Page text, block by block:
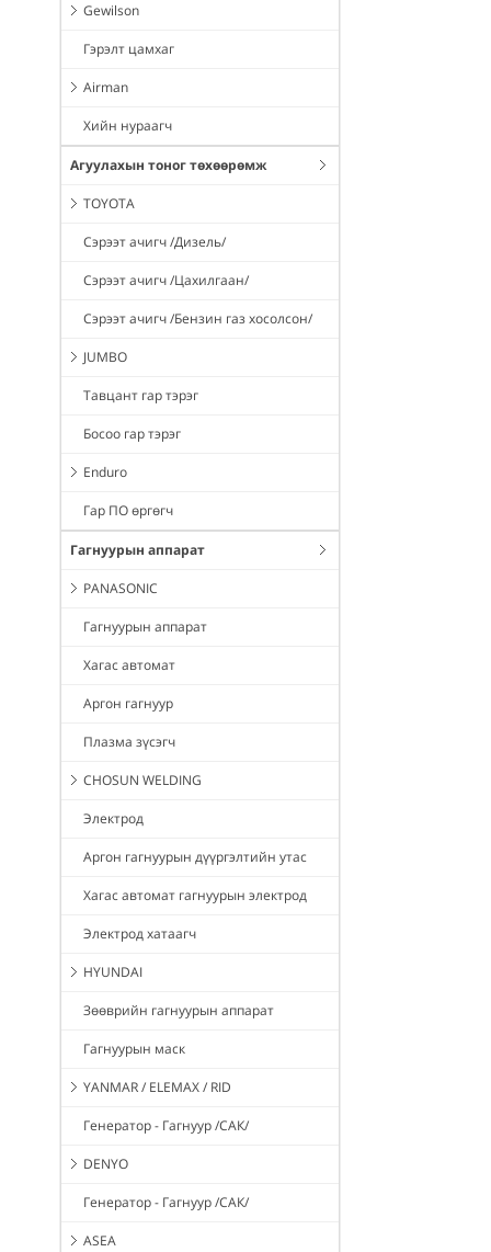
Gewilson
Гэрэлт цамхаг
Airman
Хийн нураагч
Агуулахын тоног төхөөрөмж
TOYOTA
Сэрээт ачигч /Дизель/
Сэрээт ачигч /Цахилгаан/
Сэрээт ачигч /Бензин газ хосолсон/
JUMBO
Тавцант гар тэрэг
Босоо гар тэрэг
Enduro
Гар ПО өргөгч
Гагнуурын аппарат
PANASONIC
Гагнуурын аппарат
Хагас автомат
Аргон гагнуур
Плазма зүсэгч
CHOSUN WELDING
Электрод
Аргон гагнуурын дүүргэлтийн утас
Хагас автомат гагнуурын электрод
Электрод хатаагч
HYUNDAI
Зөөврийн гагнуурын аппарат
Гагнуурын маск
YANMAR / ELEMAX / RID
Генератор - Гагнуур /САК/
DENYO
Генератор - Гагнуур /САК/
ASEA